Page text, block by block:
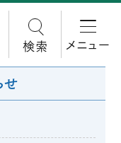
検索 メニュー
せ